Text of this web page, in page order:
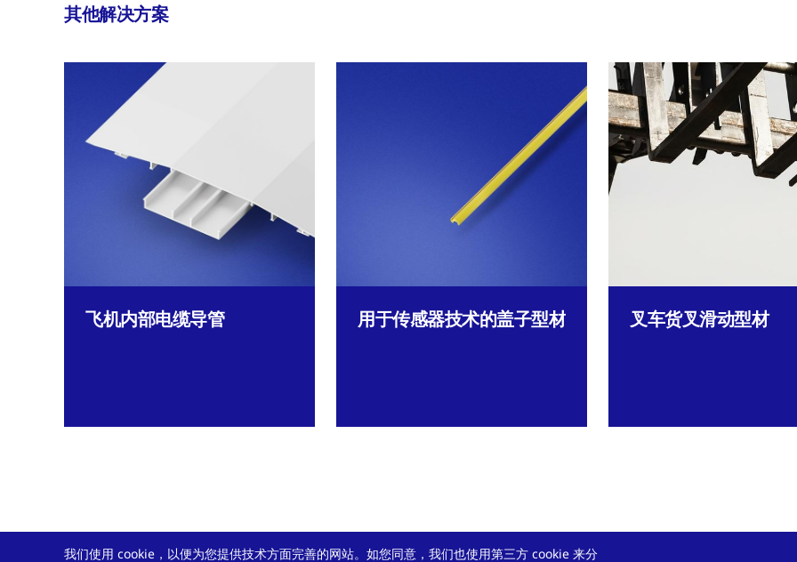
其他解决方案
飞机内部电缆导管 用于传感器技术的盖子型材 叉车货叉滑动型材
我们使用 cookie，以便为您提供技术方面完善的网站。如您同意，我们也使用第三方 cookie 来分